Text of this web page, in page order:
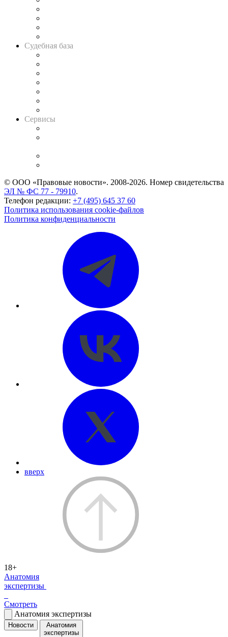
Судебная база
Сервисы
© ООО «Правовые новости». 2008-2026. Номер свидетельства
ЭЛ № ФС 77 - 79910.
Телефон редакции: +7 (495) 645 37 60
Политика использования cookie-файлов
Политика конфиденциальности
вверх
18+
Анатомия
экспертизы
Смотреть
Анатомия экспертизы
Новости
Анатомия
экспертизы